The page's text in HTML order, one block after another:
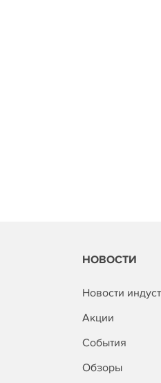
НОВОСТИ
Новости
Акции
События
Обзоры